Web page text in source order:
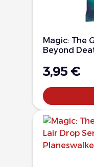
Magic: The
Beyond
3,95 €